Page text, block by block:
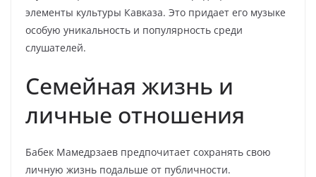
элементы культуры Кавказа. Это придает его музыке
особую уникальность и популярность среди
слушателей.
Семейная жизнь и
личные отношения
Бабек Мамедрзаев предпочитает сохранять свою
личную жизнь подальше от публичности.